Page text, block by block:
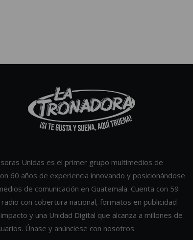
Unidas es el primer grupo multimedios de
60 años de experiencia innovando y posicionándose
de comunicación en Guatemala. Cuenta con 59
con cobertura nacional, formatos en publicidad
y una Unidad Digital que alcanza a millones de
Únase y anúnciese con nosotros.